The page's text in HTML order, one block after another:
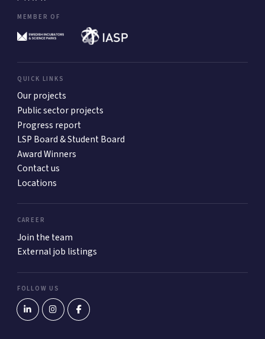
MEMBER OF
QUICK LINKS
Our projects
Public sector projects
Progress report
LSP Board & Student Board
Award Winners
Contact us
Locations
CAREER
Join the team
External job listings
FOLLOW US